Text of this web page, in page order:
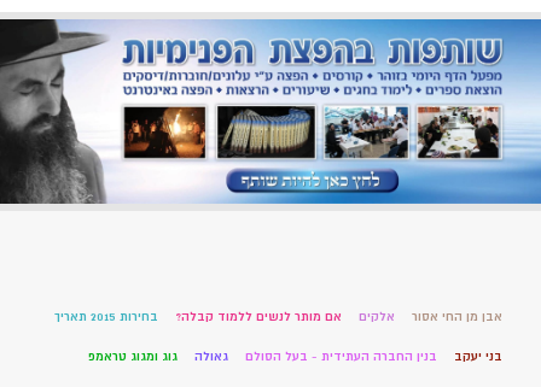
אבן מן החי אסור אלקים אם מותר לנשים ללמוד קבלה? בחירות 2015 תאריך
בני יעקב בנין החברה העתידית - בעל הסולם גאולה גוג ומגוג טראמפ